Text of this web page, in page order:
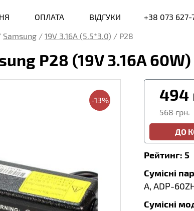
ОПЛАТА ВІДГУКИ +38 073 627-
Samsung / 19V 3.16A (5.5*3.0) / P28
P28 (19V 3.16A 60W)
-13% 494
568 грн.
ДО
Рейтинг: 5
Сумісні
A, ADP-
Сумісні